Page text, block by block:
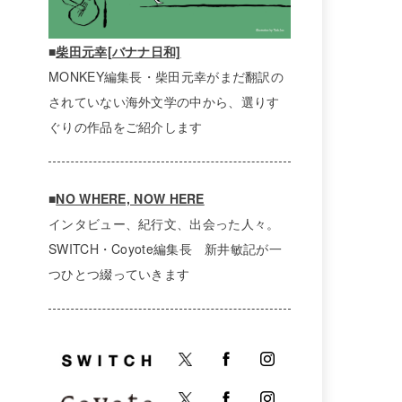
■柴田元幸[バナナ日和]
MONKEY編集長・柴田元幸がまだ翻訳の
されていない海外文学の中から、選りす
ぐりの作品をご紹介します
■NO WHERE, NOW HERE
インタビュー、紀行文、出会った人々。
SWITCH・Coyote編集長 新井敏記が一
つひとつ綴っていきます